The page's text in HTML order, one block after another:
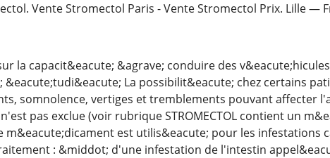
Vente Stromectol Paris - Vente Stromectol Prix. Lille —
la capacit&eacute; &agrave; conduire des
&eacute;tudi&eacute; La possibilit&eacute; chez certains
somnolence, vertiges et tremblements pouvant affecter
pas exclue (voir rubrique STROMECTOL contient un
m&eacute;dicament est utilis&eacute; pour les infestations
: &middot; d'une infestation de l'intestin